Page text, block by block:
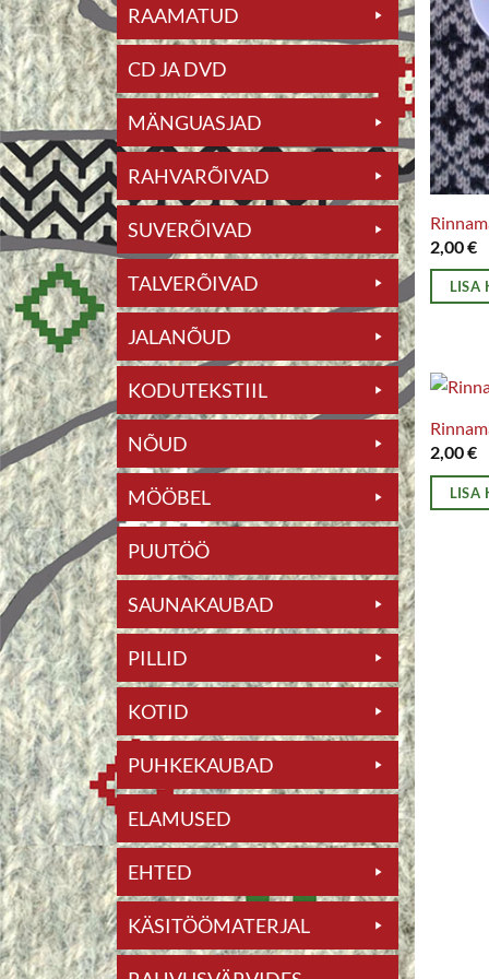
RAAMATUD
CD JA DVD
MÄNGUASJAD
RAHVARÕIVAD
SUVERÕIVAD
TALVERÕIVAD
JALANÕUD
KODUTEKSTIIL
NÕUD
MÖÖBEL
PUUTÖÖ
SAUNAKAUBAD
PILLID
KOTID
PUHKEKAUBAD
ELAMUSED
EHTED
KÄSITÖÖMATERJAL
2,00€
LISA
2,00€
LISA